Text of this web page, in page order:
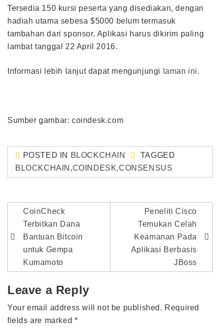
Tersedia 150 kursi peserta yang disediakan, dengan
hadiah utama sebesa $5000 belum termasuk
tambahan dari sponsor. Aplikasi harus dikirim paling
lambat tanggal 22 April 2016.
Informasi lebih lanjut dapat mengunjungi laman ini.
Sumber gambar: coindesk.com
POSTED IN BLOCKCHAIN
TAGGED
BLOCKCHAIN ,COINDESK,CONSENSUS
Post
navigation
CoinCheck
Terbitkan Dana
Bantuan Bitcoin
untuk Gempa
Kumamoto
Peneliti Cisco
Temukan Celah
Keamanan Pada
Aplikasi Berbasis
JBoss
Leave a Reply
Your email address will not be published. Required
fields are marked *